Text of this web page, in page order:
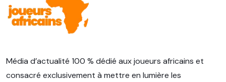
Média d’actualité 100 % dédié aux joueurs africains et
consacré exclusivement à mettre en lumière les